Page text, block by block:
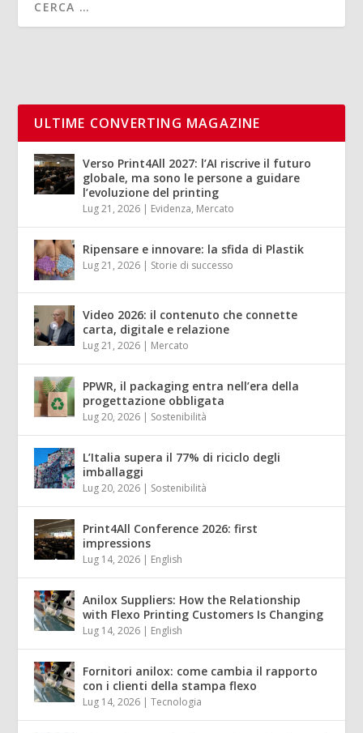
ULTIME CONVERTING MAGAZINE
Verso Print4All 2027: l’AI riscrive il futuro
globale, ma sono le persone a guidare
l’evoluzione del printing
Lug 21, 2026 | Evidenza, Mercato
Ripensare e innovare: la sfida di Plastik
Lug 21, 2026 | Storie di successo
Video 2026: il contenuto che connette
carta, digitale e relazione
Lug 21, 2026 | Mercato
PPWR, il packaging entra nell’era della
progettazione obbligata
Lug 20, 2026 | Sostenibilità
L’Italia supera il 77% di riciclo degli
imballaggi
Lug 20, 2026 | Sostenibilità
Print4All Conference 2026: first
impressions
Lug 14, 2026 | English
Anilox Suppliers: How the Relationship
with Flexo Printing Customers Is Changing
Lug 14, 2026 | English
Fornitori anilox: come cambia il rapporto
con i clienti della stampa flexo
Lug 14, 2026 |Tecnologia